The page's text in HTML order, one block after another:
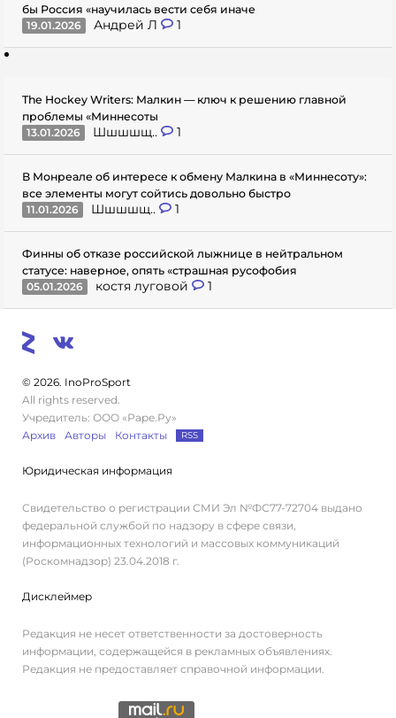
бы Россия «научилась вести себя иначе
19.01.2026
Андрей Л 1
The Hockey Writers: Малкин — ключ к решению главной
проблемы «Миннесоты
13.01.2026
Шшшшщ.. 1
В Монреале об интересе к обмену Малкина в «Миннесоту»:
все элементы могут сойтись довольно быстро
11.01.2026
Шшшшщ.. 1
Финны об отказе российской лыжнице в нейтральном
статусе: наверное, опять «страшная русофобия
05.01.2026
костя луговой 1
© 2026. InoProSport
All rights reserved.
Учредитель: ООО «Раре.Ру»
Архив
Авторы Контакты RSS
Юридическая информация
Свидетельство о регистрации СМИ Эл №ФС77-72704 выдано
федеральной службой по надзору в сфере связи,
информационных технологий и массовых коммуникаций
(Роскомнадзор) 23.04.2018 г.
Дисклеймер
Редакция не несет ответственности за достоверность
информации, содержащейся в рекламных объявлениях.
Редакция не предоставляет справочной информации.